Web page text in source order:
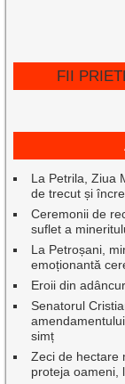
FII
La Petrila, Ziua
de trecut și
Ceremonii de
suflet a
La Petroșani,
emoționantă
Eroii din
Senatorul
simț
Zeci de hectare
proteja oameni,